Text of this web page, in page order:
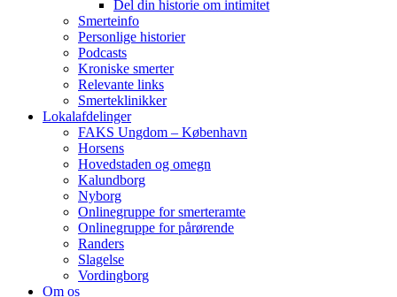
Del din historie om intimitet
Smerteinfo
Personlige historier
Podcasts
Kroniske smerter
Relevante links
Smerteklinikker
Lokalafdelinger
FAKS Ungdom – København
Horsens
Hovedstaden og omegn
Kalundborg
Nyborg
Onlinegruppe for smerteramte
Onlinegruppe for pårørende
Randers
Slagelse
Vordingborg
Om os